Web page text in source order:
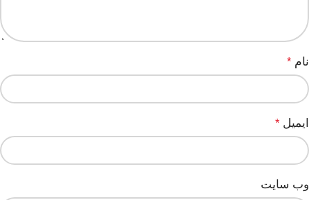
نام *
ایمیل *
وب‌ سایت